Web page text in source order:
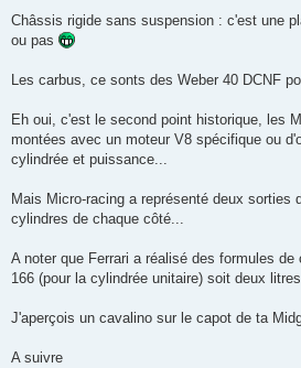
Châssis rigide sans suspension : c'est une
ou pas
Les carbus, ce sonts des Weber 40 DCNF
Eh oui, c'est le second point historique, les
montées avec un moteur V8 spécifique ou
cylindrée et puissance...
Mais Micro-racing a représenté deux sorties
cylindres de chaque côté...
A noter que Ferrari a réalisé des formules
166 (pour la cylindrée unitaire) soit deux
J'aperçois un cavalino sur le capot de ta
A suivre